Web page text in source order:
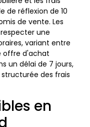
de réflexion de 10
de vente. Les
une
variant entre
offre d'achat
un délai de 7 jours,
des frais
en